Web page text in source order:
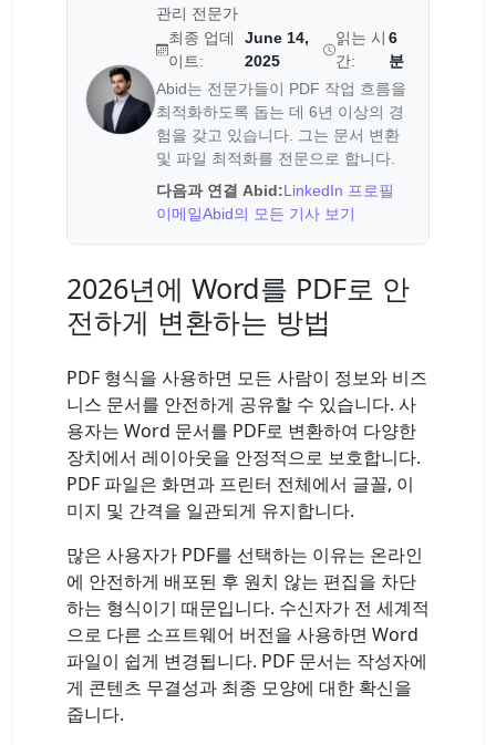
관리 전문가
최종 업데
이트:
June 14,
2025
읽는 시
간:
6
분
Abid는 전문가들이 PDF 작업 흐름을
최적화하도록 돕는 데 6년 이상의 경
험을 갖고 있습니다. 그는 문서 변환
및 파일 최적화를 전문으로 합니다.
다음과 연결 Abid:LinkedIn 프로필
이메일Abid의 모든 기사 보기
2026년에 Word를 PDF로 안
전하게 변환하는 방법
PDF 형식을 사용하면 모든 사람이 정보와 비즈
니스 문서를 안전하게 공유할 수 있습니다. 사
용자는 Word 문서를 PDF로 변환하여 다양한
장치에서 레이아웃을 안정적으로 보호합니다.
PDF 파일은 화면과 프린터 전체에서 글꼴, 이
미지 및 간격을 일관되게 유지합니다.
많은 사용자가 PDF를 선택하는 이유는 온라인
에 안전하게 배포된 후 원치 않는 편집을 차단
하는 형식이기 때문입니다. 수신자가 전 세계적
으로 다른 소프트웨어 버전을 사용하면 Word
파일이 쉽게 변경됩니다. PDF 문서는 작성자에
게 콘텐츠 무결성과 최종 모양에 대한 확신을
줍니다.